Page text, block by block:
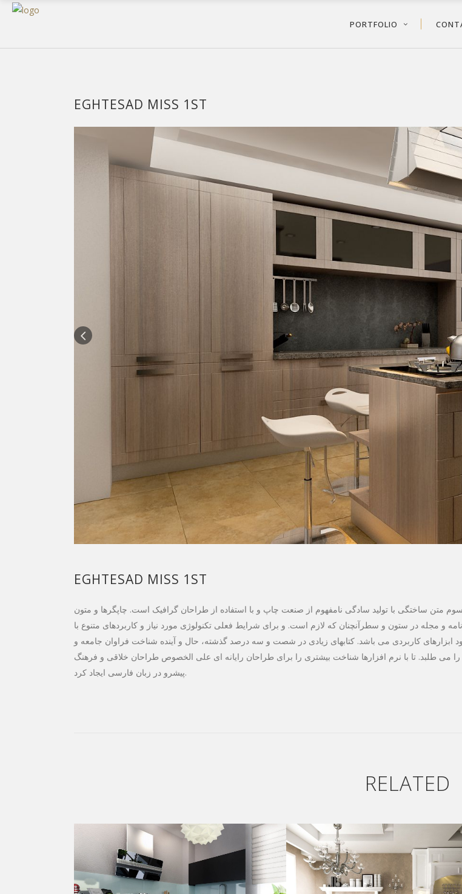
PORTFOLIO
EGHTESAD MISS 1ST
EGHTESAD MISS 1ST
متن ساختگی با تولید سادگی نامفهوم از صنعت چاپ و با استفاده از طراحان گرافیک است. چاپگرها و متون
و مجله در ستون و سطرآنچنان که لازم است. و برای شرایط فعلی تکنولوژی مورد نیاز و کاربردهای متنوع با
ابزارهای کاربردی می باشد. کتابهای زیادی در شصت و سه درصد گذشته، حال و آینده شناخت فراوان جامعه و
می طلبد. تا با نرم افزارها شناخت بیشتری را برای طراحان رایانه ای علی الخصوص طراحان خلاقی و فرهنگ
پیشرو در زبان فارسی ایجاد کرد.
RELATED